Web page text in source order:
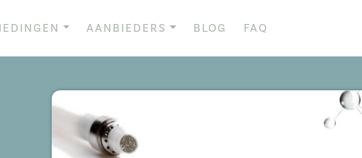
AANBIEDERS BLOG FAQ